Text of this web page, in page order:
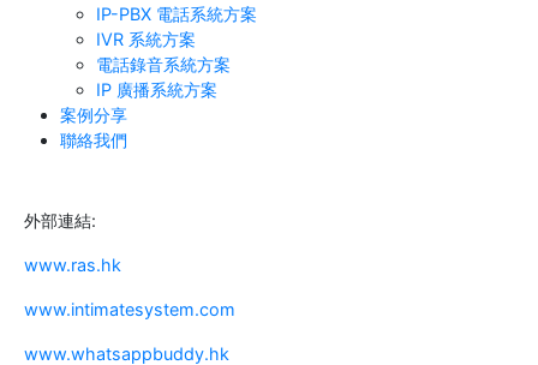
IP-PBX 電話系統方案
IVR 系統方案
電話錄音系統方案
IP 廣播系統方案
案例分享
聯絡我們
外部連結:
www.ras.hk
www.intimatesystem.com
www.whatsappbuddy.hk